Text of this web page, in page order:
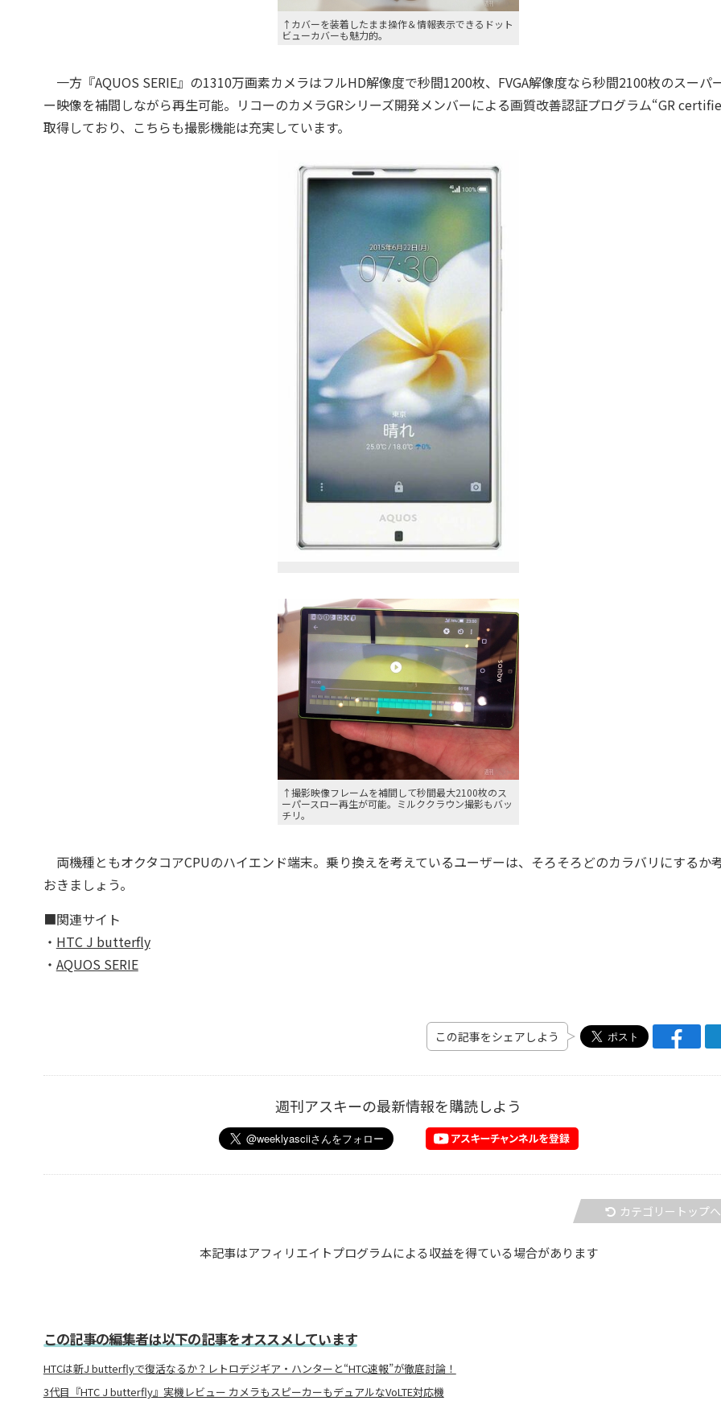
↑カバーを装着したまま操作＆情報表示できるドット
ビューカバーも魅力的。
一方『AQUOS SERIE』の1310万画素カメラはフルHD解像度で秒間1200枚、FVGA解像度なら秒間2100枚のスーパ
ー映像を補間しながら再生可能。リコーのカメラGRシリーズ開発メンバーによる画質改善認証プログラム“GR
取得しており、こちらも撮影機能は充実しています。
↑撮影映像フレームを補間して秒間最大2100枚のス
ーパースロー再生が可能。ミルククラウン撮影もバッ
チリ。
両機種ともオクタコアCPUのハイエンド端末。乗り換えを考えているユーザーは、そろそろどのカラバリにするか
おきましょう。
■関連サイト
・ HTC J butterfly
・ AQUOS SERIE
この記事をシェアしよう
週刊アスキーの最新情報を購読しよう
カテゴリートップへ
本記事はアフィリエイトプログラムによる収益を得ている場合があります
この記事の編集者は以下の記事をオススメしています
HTCは新J butterflyで復活なるか？レトロデジギア・ハンターと“HTC速報”が徹底討論！
3代目『HTC J butterfly』実機レビュー カメラもスピーカーもデュアルなVoLTE対応機